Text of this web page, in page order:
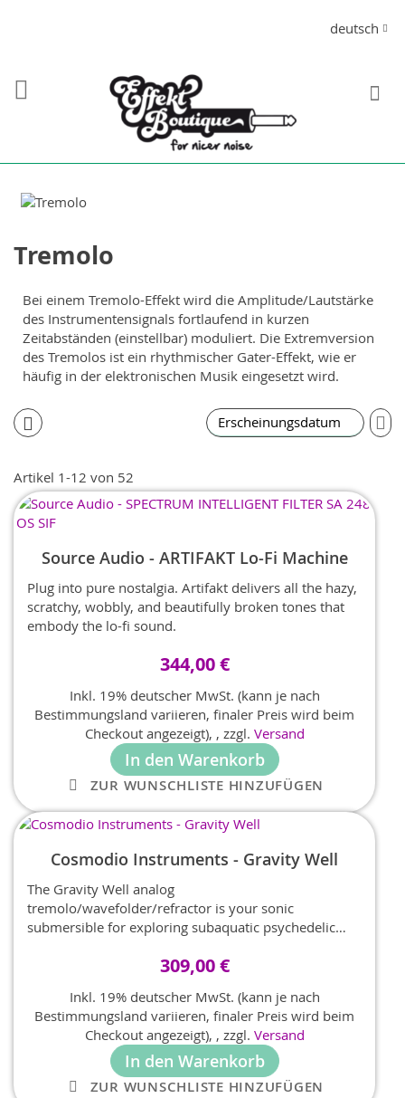
Sprache
deutsch
Tremolo
Bei einem Tremolo-Effekt wird die Amplitude/Lautstärke
des Instrumentensignals fortlaufend in kurzen
Zeitabständen (einstellbar) moduliert. Die Extremversion
des Tremolos ist ein rhythmischer Gater-Effekt, wie er
häufig in der elektronischen Musik eingesetzt wird.
Artikel 1-12 von 52
In
Source Audio - ARTIFAKT Lo-Fi Machine
Plug into pure nostalgia. Artifakt delivers all the hazy,
scratchy, wobbly, and beautifully broken tones that
embody the lo-fi sound.
344,00 €
Inkl. 19% deutscher MwSt. (kann je nach
Bestimmungsland variieren, finaler Preis wird beim
Checkout angezeigt), , zzgl. Versand
In den Warenkorb
ZUR WUNSCHLISTE HINZUFÜGEN
Cosmodio Instruments - Gravity Well
The Gravity Well analog
tremolo/wavefolder/refractor is your sonic
submersible for exploring subaquatic psychedelic
tremolo on one side and a wavefolder on the other.
refractor, a first-of-its-kind style of modulation effect
produced by integrating the tremolo and wavefolder
to rhythmically and fluidly warp and un-warp your
signal, producing a dazzling variety of never-before-
heard sounds and textures.
309,00 €
Inkl. 19% deutscher MwSt. (kann je nach
Bestimmungsland variieren, finaler Preis wird beim
Checkout angezeigt), , zzgl. Versand
In den Warenkorb
ZUR WUNSCHLISTE HINZUFÜGEN